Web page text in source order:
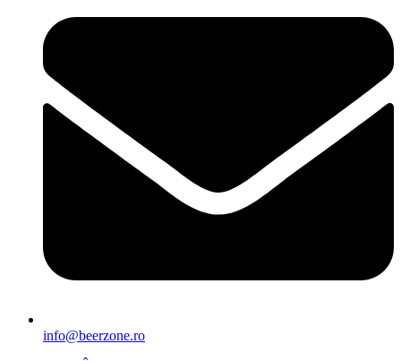
info@beerzone.ro